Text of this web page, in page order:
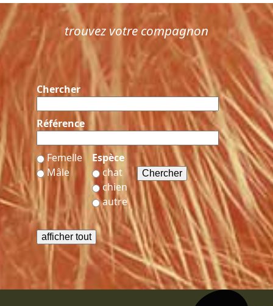
trouvez votre compagnon
Chercher
Référence
Femelle
Mâle
Espèce
chat
chien
autre